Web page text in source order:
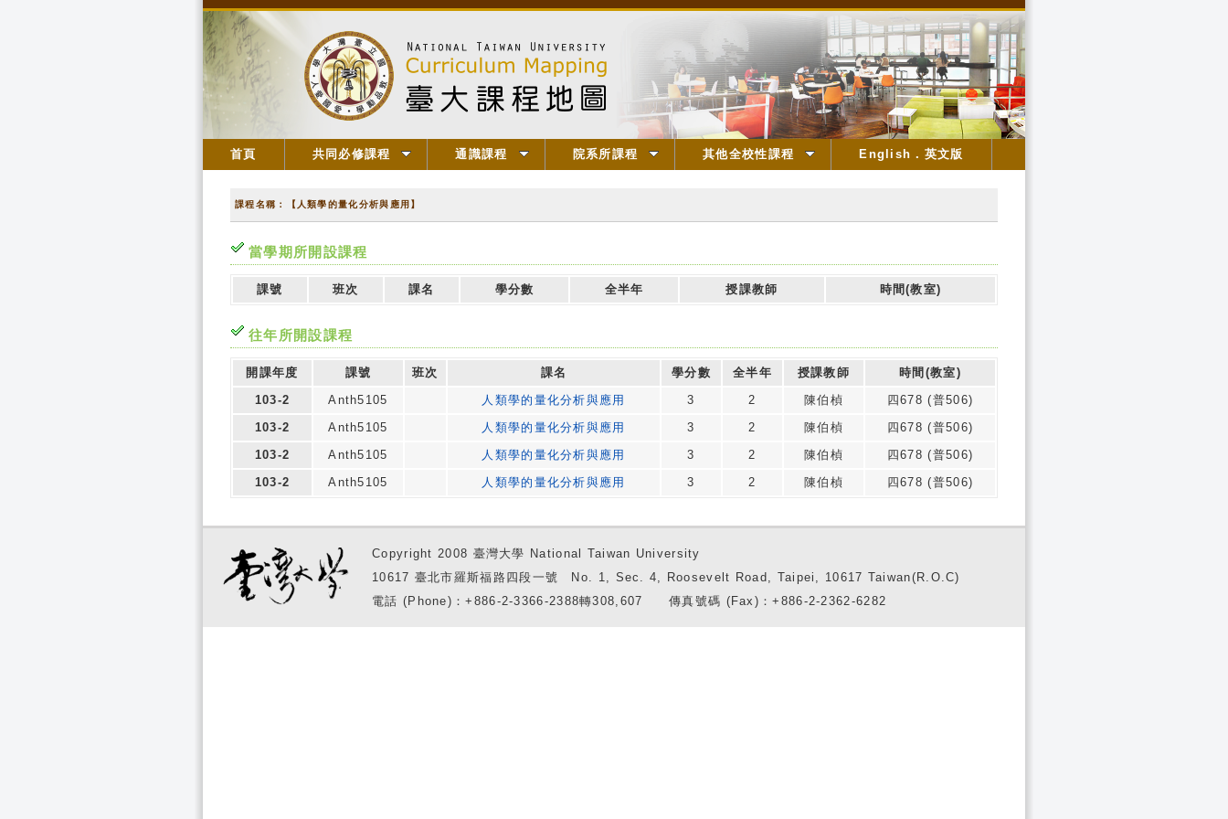
首頁 共同必修課程 通識課程 院系所課程 其他全校性課程 English．英文版
課程名稱：【人類學的量化分析與應用】
當學期所開設課程
課號 班次 課名 學分數 全半年 授課教師 時間(教室)
往年所開設課程
開課年度 課號 班次 課名 學分數 全半年 授課教師
時間(教室)
103-2
Anth5105 人類學的量化分析與應用 3 2 陳伯楨
四678 (普506)
103-2
Anth5105 人類學的量化分析與應用 3 2 陳伯楨
四678 (普506)
103-2
Anth5105 人類學的量化分析與應用 3 2 陳伯楨
四678 (普506)
103-2
Anth5105 人類學的量化分析與應用 3 2 陳伯楨 四678 (普506)
Copyright 2008 臺灣大學 National Taiwan University
10617 臺北市羅斯福路四段一號 No. 1, Sec. 4, Roosevelt Road, Taipei, 10617 Taiwan(R.O.C)
電話 (Phone)：+886-2-3366-2388轉308,607 傳真號碼 (Fax)：+886-2-2362-6282